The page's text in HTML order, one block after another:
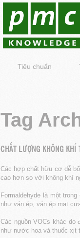
Tiêu chuẩn
Tag
CHẤT LƯỢNG KHÔNG
Các hợp chất hữu cơ dễ
cao hơn so với không khí
Formaldehyde là một
như ván ép, ván ép mạt
Các nguồn VOCs khác do
như nước hoa và thuốc xịt